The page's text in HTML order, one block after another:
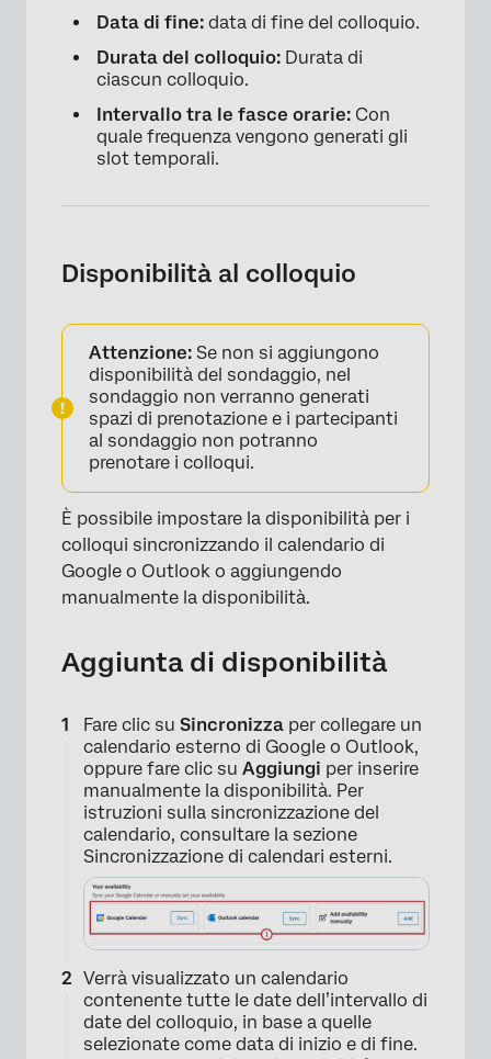
×
Data di fine: data di fine del colloquio.
Durata del colloquio: Durata di
ciascun colloquio.
Intervallo tra le fasce orarie: Con
quale frequenza vengono generati gli
slot temporali.
Disponibilità al colloquio
Attenzione: Se non si aggiungono
disponibilità del sondaggio, nel
sondaggio non verranno generati
spazi di prenotazione e i partecipanti
al sondaggio non potranno
prenotare i colloqui.
È possibile impostare la disponibilità per i
colloqui sincronizzando il calendario di
Google o Outlook o aggiungendo
manualmente la disponibilità.
Aggiunta di disponibilità
Fare clic su Sincronizza per collegare un
calendario esterno di Google o Outlook,
oppure fare clic su Aggiungi per inserire
manualmente la disponibilità. Per
istruzioni sulla sincronizzazione del
calendario, consultare la sezione
Sincronizzazione di calendari esterni.
Verrà visualizzato un calendario
contenente tutte le date dell’intervallo di
date del colloquio, in base a quelle
selezionate come data di inizio e di fine.